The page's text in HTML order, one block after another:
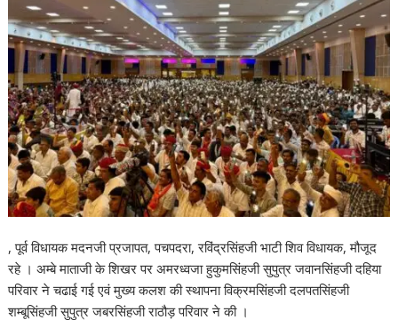
, पूर्व विधायक मदनजी प्रजापत, पचपदरा, रविंद्रसिंहजी भाटी शिव विधायक, मौजूद
रहे । अम्बे माताजी के शिखर पर अमरध्वजा हुकुमसिंहजी सुपुत्र जवानसिंहजी दहिया
परिवार ने चढाई गई एवं मुख्य कलश की स्थापना विक्रमसिंहजी दलपतसिंहजी
शम्बूसिंहजी सुपुत्र जबरसिंहजी राठौड़ परिवार ने की ।